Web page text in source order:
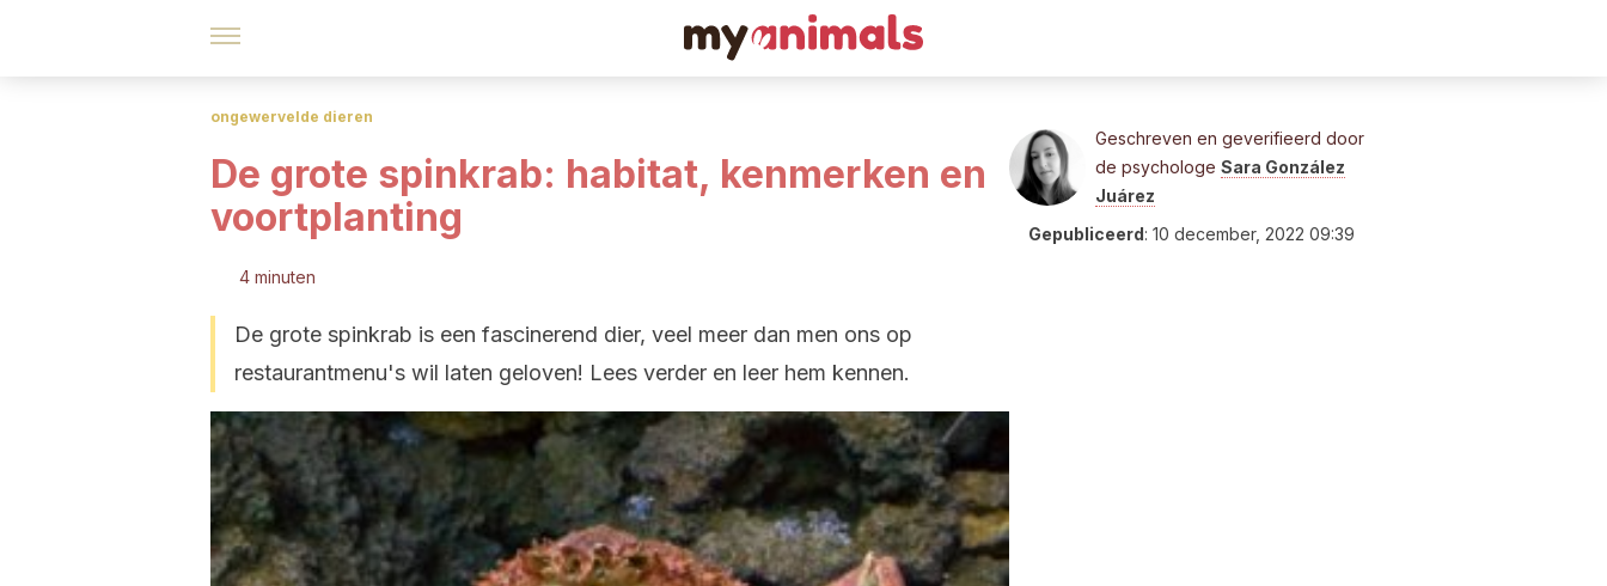
ongewervelde dieren
De grote spinkrab: habitat, kenmerken en
voortplanting
4 minuten
De grote spinkrab is een fascinerend dier, veel meer dan men ons op
restaurantmenu's wil laten geloven! Lees verder en leer hem kennen.
Geschreven en geverifieerd door
de psychologe Sara González
Juárez
Gepubliceerd: 10 december, 2022 09:39